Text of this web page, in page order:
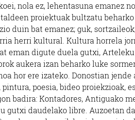
nola ez, lehentasuna emanez
proiektuak bultzatu
duin bat emanez; guk,
herri kultural. Kultura horrela
eman digute duela gutxi,
aukera izan beharko luke
hor ere izateko. Donostian jende
poesia, bideo proiekzioak,
badira: Kontadores, Antiguako
gutxi daudelako libre. Auzoetan